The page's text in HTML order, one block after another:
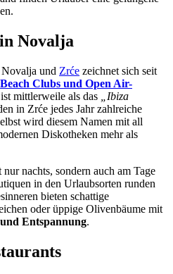
Novalja
und Zrće zeichnet sich seit
Beach Clubs und Open Air-
mittlerweile als das
„Ibiza
in Zrće jedes Jahr zahlreiche
wird diesem Namen mit all
Diskotheken mehr als
nachts, sondern auch am Tage
in den Urlaubsorten runden
bieten schattige
oder üppige Olivenbäume mit
Entspannung.